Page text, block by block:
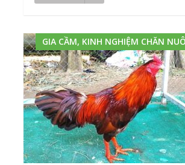
GIA CẦM, KINH NGHIỆM CHĂN